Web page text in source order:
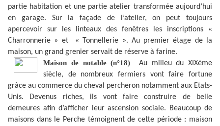
partie habitation et une partie atelier transformée aujourd’hui
en garage. Sur la façade de l’atelier, on peut toujours
apercevoir sur les linteaux des fenêtres les inscriptions «
Charronnerie » et « Tonnellerie ». Au premier étage de la
maison, un grand grenier servait de réserve à farine.
Maison de notable (n°18)
Au milieu du XIXème
siècle, de nombreux fermiers vont faire fortune
grâce au commerce du cheval percheron notamment aux Etats-
Unis. Devenus riches, ils vont faire construire de belle
demeures afin d’afficher leur ascension sociale. Beaucoup de
maisons dans le Perche témoignent de cette période : maison